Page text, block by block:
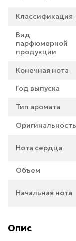
Классификация
Вид
парфюмерной
продукции
Конечная нота
Год выпуска
Тип аромата
Оригинальность
Нота сердца
Объем
Начальная нота
Опис